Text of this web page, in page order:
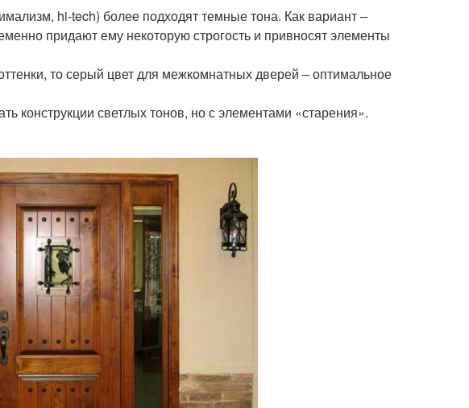
hi-tech) более подходят темные тона. Как вариант –
придают ему некоторую строгость и привносят элементы
то серый цвет для межкомнатных дверей – оптимальное
конструкции светлых тонов, но с элементами «старения».